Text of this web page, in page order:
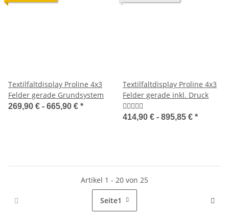
Textilfaltdisplay Proline 4x3
Felder gerade Grundsystem
269,90 € - 665,90 € *
Textilfaltdisplay Proline 4x3
Felder gerade inkl. Druck
414,90 € - 895,85 € *
Artikel 1 - 20 von 25
Seite1